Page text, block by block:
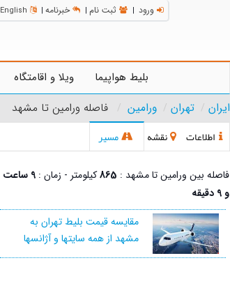
ورود | ثبت نام | خبرنامه |
English
بلیط هواپیما ویلا و اقامتگاه
ایران
تهران ورامین فاصله ورامین تا مشهد
اطلاعات نقشه مسیر
فاصله بین ورامین تا مشهد : 865کیلومتر - زمان :
9 ساعت
و 9 دقیقه
مقایسه قیمت بلیط تهران به
مشهد از همه سایتها و آژانسها